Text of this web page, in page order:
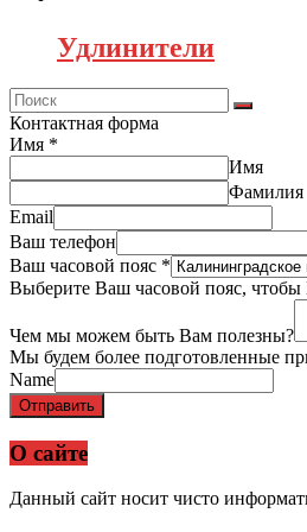
Удлинители
Контактная форма
Имя *
Имя
Фамилия
Email
Ваш телефон
Ваш часовой пояс *
Выберите Ваш часовой пояс,
Чем мы можем быть Вам полезны?
Мы будем более подготовленные
Name
Отправить
О сайте
Данный сайт носит чисто